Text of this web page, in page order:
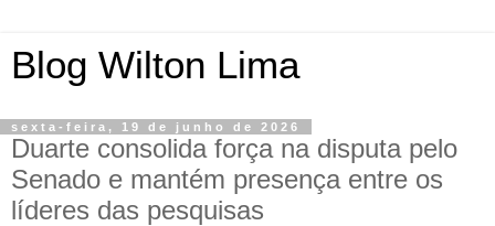
Blog Wilton Lima
sexta-feira, 19 de junho de 2026
Duarte consolida força na disputa pelo
Senado e mantém presença entre os
líderes das pesquisas